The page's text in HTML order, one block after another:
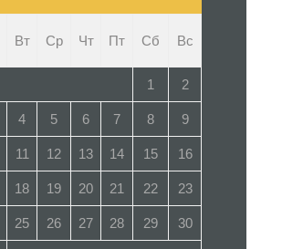
Вт Ср Чт Пт Сб Вс
1 2
4 5 6 7 8 9
11 12 13 14 15 16
18 19 20 21 22 23
25 26 27 28 29 30